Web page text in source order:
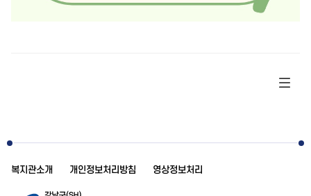
복지관소개 개인정보처리방침 영상정보처리